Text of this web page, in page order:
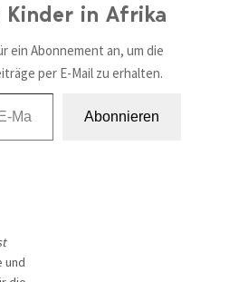
Kinder in Afrika
ein Abonnement an, um die
per E-Mail zu erhalten.
Abonnieren
und